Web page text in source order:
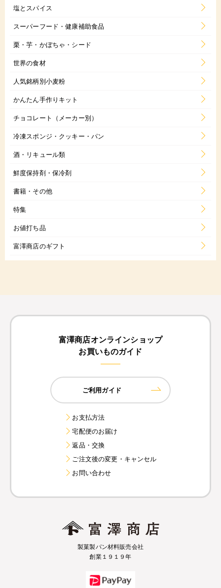
塩とスパイス
スーパーフード・健康補助食品
栗・芋・かぼちゃ・シード
世界の食材
人気銘柄別小麦粉
かんたん手作りキット
チョコレート（メーカー別）
冷凍スポンジ・クッキー・パン
酒・リキュール類
鮮度保持剤・保冷剤
書籍・その他
特集
お値打ち品
富澤商店のギフト
富澤商店オンラインショップ
お買いものガイド
ご利用ガイド
お支払方法
宅配便のお届け
返品・交換
ご注文後の変更・キャンセル
お問い合わせ
製菓製パン材料販売会社
創業１９１９年